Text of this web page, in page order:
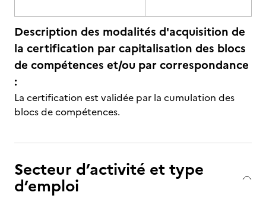
Description des modalités d'acquisition de
la certification par capitalisation des blocs
de compétences et/ou par correspondance
:
La certification est validée par la cumulation des
blocs de compétences.
Secteur d’activité et type
d’emploi